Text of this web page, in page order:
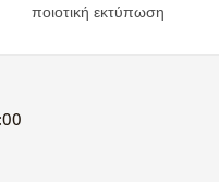
ποιοτική εκτύπωση